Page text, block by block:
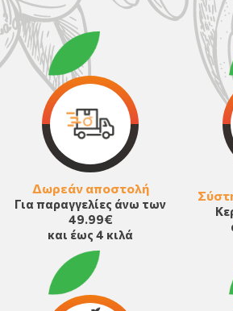
Δωρεάν αποστολή
Για παραγγελίες άνω των
49.99€
και έως 4 κιλά